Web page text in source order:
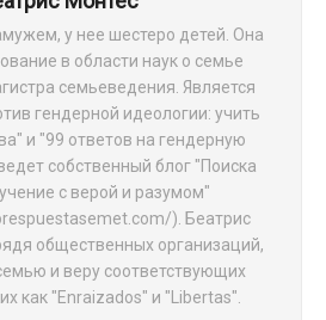
у нее шестеро детей. Она
в области наук о семье
семьеведения. Является
гендерной идеологии: учить
и "99 ответов на гендерную
собственный блог "Поиска
с верой и разумом"
). Беатрис
общественных организаций,
и веру соответствующих
как "Enraizados" и "Libertas".